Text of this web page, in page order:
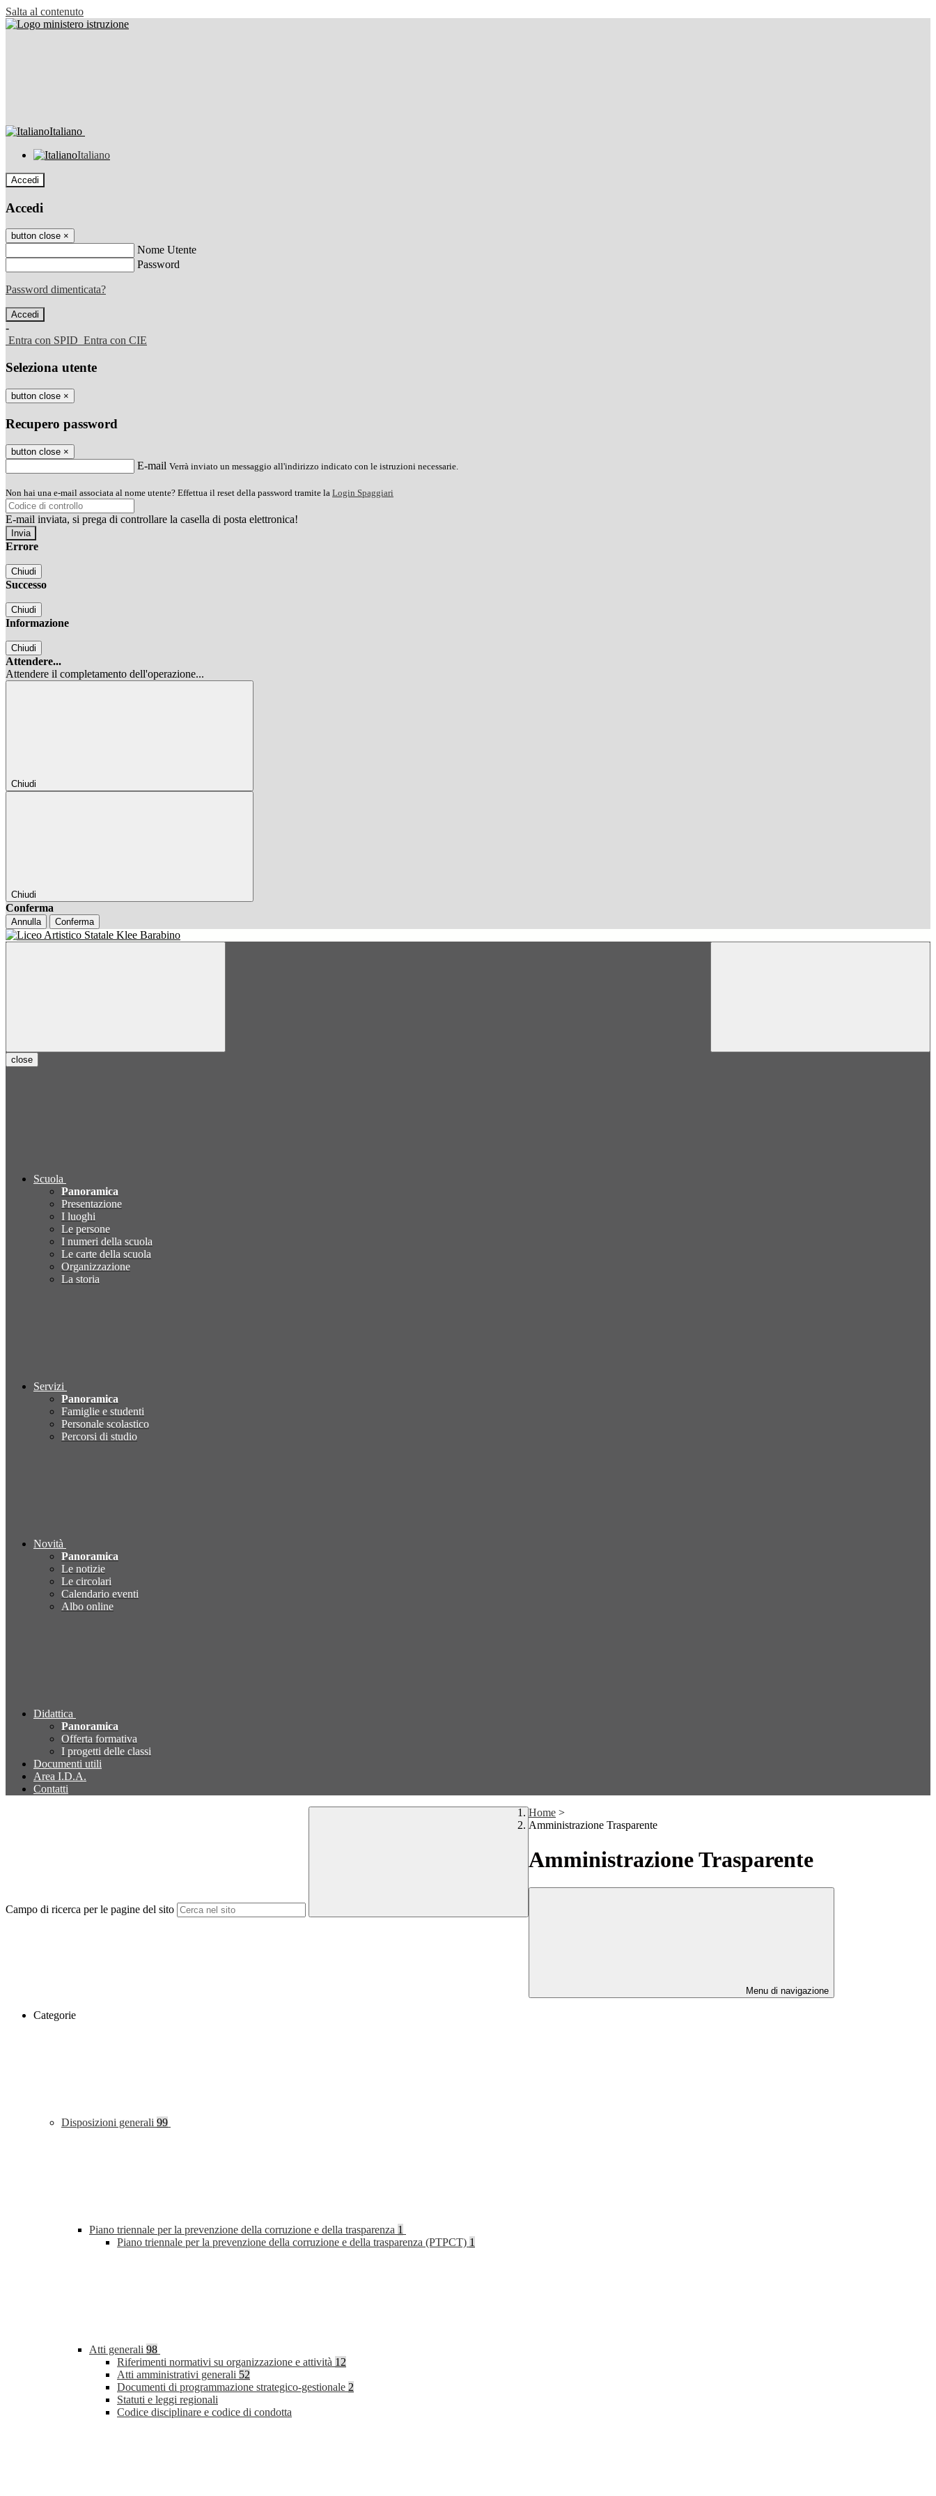
Salta al contenuto
Italiano
Italiano
Accedi
Accedi
button close ×
Nome Utente
Password
Password dimenticata?
-
Entra con SPID Entra con CIE
Seleziona utente
button close ×
Recupero password
button close ×
E-mail Verrà inviato un messaggio all'indirizzo indicato con le istruzioni necessarie.
Non hai una e-mail associata al nome utente? Effettua il reset della password tramite la Login Spaggiari
E-mail inviata, si prega di controllare la casella di posta elettronica!
Errore
Chiudi
Successo
Chiudi
Informazione
Chiudi
Attendere...
Attendere il completamento dell'operazione...
Chiudi
Chiudi
Conferma
Annulla Conferma
close
Scuola
Panoramica
Presentazione
I luoghi
Le persone
I numeri della scuola
Le carte della scuola
Organizzazione
La storia
Servizi
Panoramica
Famiglie e studenti
Personale scolastico
Percorsi di studio
Novità
Panoramica
Le notizie
Le circolari
Calendario eventi
Albo online
Didattica
Panoramica
Offerta formativa
I progetti delle classi
Documenti utili
Area I.D.A.
Contatti
Campo di ricerca per le pagine del sito
Home >
Amministrazione Trasparente
Amministrazione Trasparente
Menu di navigazione
Categorie
Disposizioni generali 99
Piano triennale per la prevenzione della corruzione e della trasparenza 1
Piano triennale per la prevenzione della corruzione e della trasparenza (PTPCT) 1
Atti generali 98
Riferimenti normativi su organizzazione e attività 12
Atti amministrativi generali 52
Documenti di programmazione strategico-gestionale 2
Statuti e leggi regionali
Codice disciplinare e codice di condotta